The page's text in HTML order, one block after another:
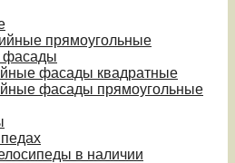
прямоугольные
фасады квадратные
фасады прямоугольные
в наличии